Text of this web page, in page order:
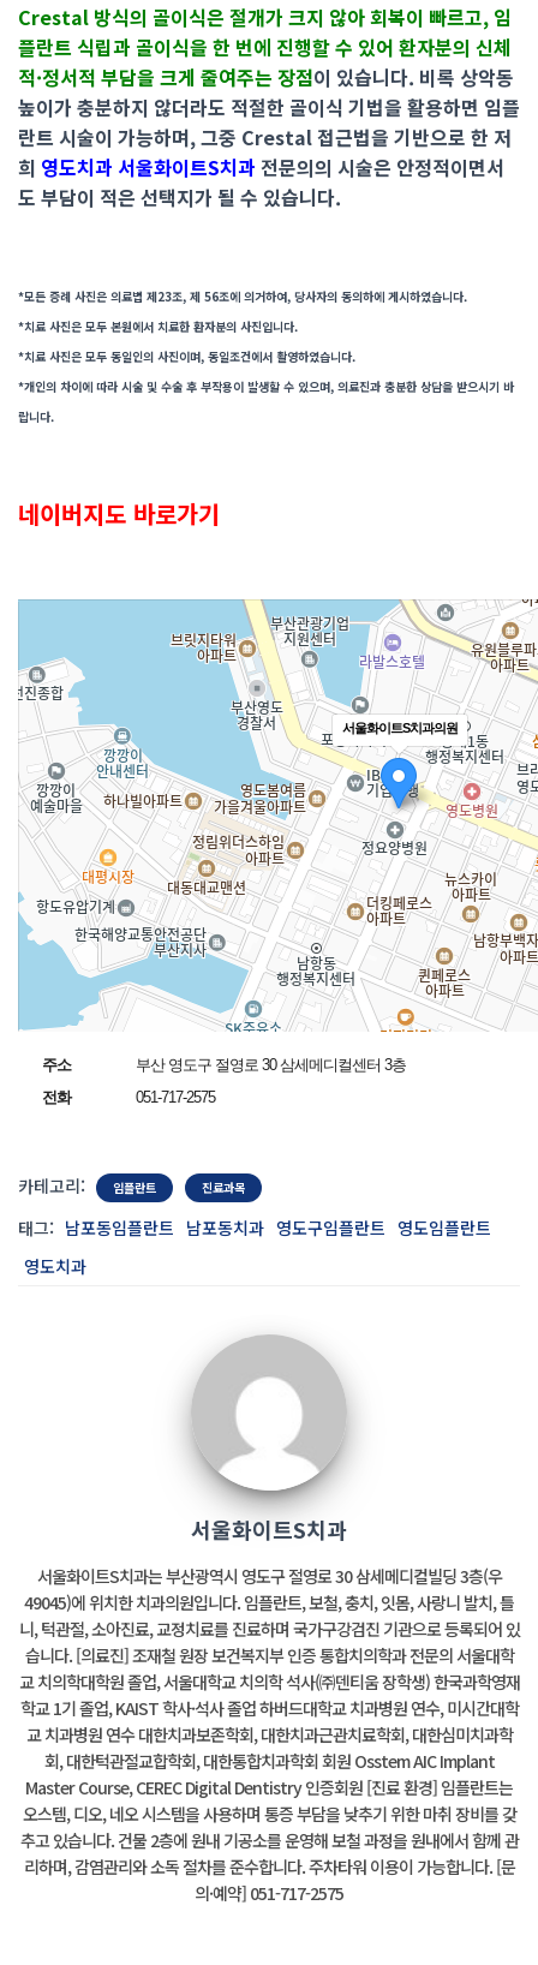
Crestal 방식의 골이식은 절개가 크지 않아 회복이 빠르고, 임
플란트 식립과 골이식을 한 번에 진행할 수 있어 환자분의 신체
적·정서적 부담을 크게 줄여주는 장점이 있습니다. 비록 상악동
높이가 충분하지 않더라도 적절한 골이식 기법을 활용하면 임플
란트 시술이 가능하며, 그중 Crestal 접근법을 기반으로 한 저
희 영도치과 서울화이트S치과 전문의의 시술은 안정적이면서
도 부담이 적은 선택지가 될 수 있습니다.
*모든 증례 사진은 의료법 제23조, 제 56조에 의거하여, 당사자의 동의하에 게시하였습니다.
*치료 사진은 모두 본원에서 치료한 환자분의 사진입니다.
*치료 사진은 모두 동일인의 사진이며, 동일조건에서 촬영하였습니다.
*개인의 차이에 따라 시술 및 수술 후 부작용이 발생할 수 있으며, 의료진과 충분한 상담을 받으시기 바
랍니다.
네이버지도 바로가기
서울화이트S치과의원
주소
부산 영도구 절영로 30 삼세메디컬센터 3층
전화
051-717-2575
카테고리: 임플란트 진료과목
태그: 남포동임플란트 남포동치과 영도구임플란트 영도임플란트
영도치과
서울화이트S치과
서울화이트S치과는 부산광역시 영도구 절영로 30 삼세메디컬빌딩 3층(우
49045)에 위치한 치과의원입니다. 임플란트, 보철, 충치, 잇몸, 사랑니 발치, 틀
니, 턱관절, 소아진료, 교정치료를 진료하며 국가구강검진 기관으로 등록되어 있
습니다. [의료진] 조재철 원장 보건복지부 인증 통합치의학과 전문의 서울대학
교 치의학대학원 졸업, 서울대학교 치의학 석사(㈜덴티움 장학생) 한국과학영재
학교 1기 졸업, KAIST 학사·석사 졸업 하버드대학교 치과병원 연수, 미시간대학
교 치과병원 연수 대한치과보존학회, 대한치과근관치료학회, 대한심미치과학
회, 대한턱관절교합학회, 대한통합치과학회 회원 Osstem AIC Implant
Master Course, CEREC Digital Dentistry 인증회원 [진료 환경] 임플란트는
오스템, 디오, 네오 시스템을 사용하며 통증 부담을 낮추기 위한 마취 장비를 갖
추고 있습니다. 건물 2층에 원내 기공소를 운영해 보철 과정을 원내에서 함께 관
리하며, 감염관리와 소독 절차를 준수합니다. 주차타워 이용이 가능합니다. [문
의·예약] 051-717-2575